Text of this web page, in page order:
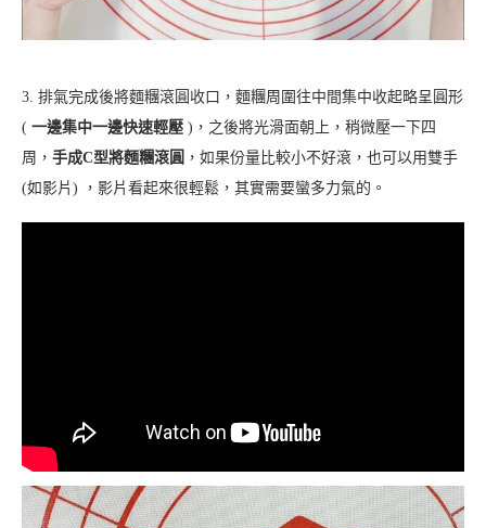
3. 排氣完成後將麵糰滾圓收口，麵糰周圍往中間集中收起略呈圓形
( 一邊集中一邊快速輕壓 )，之後將光滑面朝上，稍微壓一下四
周， 手成C型將麵糰滾圓 ，如果份量比較小不好滾，也可以用雙手
(如影片) ，影片看起來很輕鬆，其實需要蠻多力氣的。